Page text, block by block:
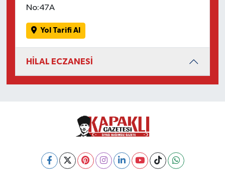
No:47A
Yol Tarifi Al
HİLAL ECZANESİ